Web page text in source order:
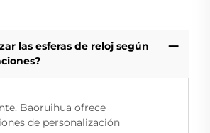
las esferas de reloj según
Baoruihua ofrece
de personalización